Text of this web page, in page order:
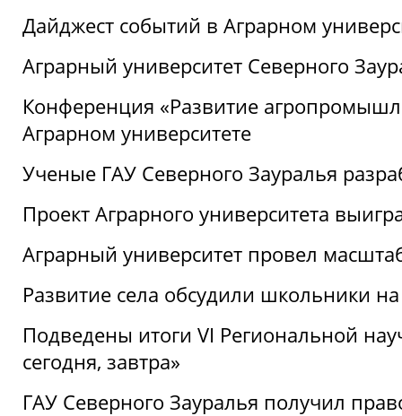
Дайджест событий в Аграрном
Аграрный университет Северного
Конференция «Развитие
Аграрном университете
Ученые ГАУ Северного Зауралья
Проект Аграрного университета
Аграрный университет провел
Развитие села обсудили школьники
Подведены итоги VI Региональной
сегодня, завтра»
ГАУ Северного Зауралья получил